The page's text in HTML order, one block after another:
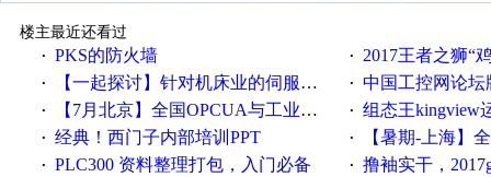
楼主最近还看过
· PKS的防火墙 · 2017王者之狮“鸡”情签到
· 【一起探讨】针对机床业的伺服系统发展，您的期望是什么？ · 中国工控网论坛版
· 【7月北京】全国OPCUA与工业互联技术培训班通知！ · 组态王kingview
· 经典！西门子内部培训PPT · 【暑期-上海】全国工业
· PLC300 资料整理打包，入门必备 · 撸袖实干，2017gongkong®第